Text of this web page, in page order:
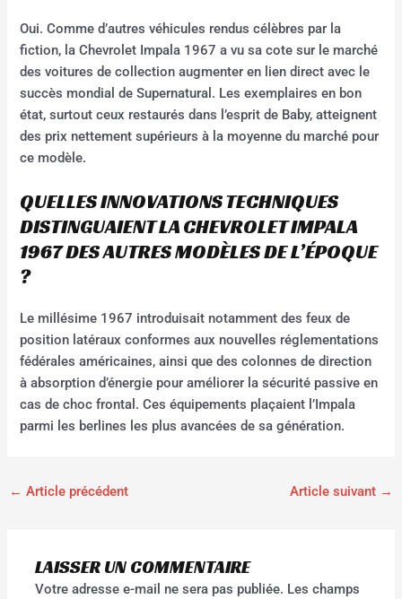
Oui. Comme d’autres véhicules rendus célèbres par la
fiction, la Chevrolet Impala 1967 a vu sa cote sur le marché
des voitures de collection augmenter en lien direct avec le
succès mondial de Supernatural. Les exemplaires en bon
état, surtout ceux restaurés dans l’esprit de Baby, atteignent
des prix nettement supérieurs à la moyenne du marché pour
ce modèle.
QUELLES INNOVATIONS TECHNIQUES
DISTINGUAIENT LA CHEVROLET IMPALA
1967 DES AUTRES MODÈLES DE L’ÉPOQUE
?
Le millésime 1967 introduisait notamment des feux de
position latéraux conformes aux nouvelles réglementations
fédérales américaines, ainsi que des colonnes de direction
à absorption d’énergie pour améliorer la sécurité passive en
cas de choc frontal. Ces équipements plaçaient l’Impala
parmi les berlines les plus avancées de sa génération.
← Article précédent Article suivant →
LAISSER UN COMMENTAIRE
Votre adresse e-mail ne sera pas publiée. Les champs